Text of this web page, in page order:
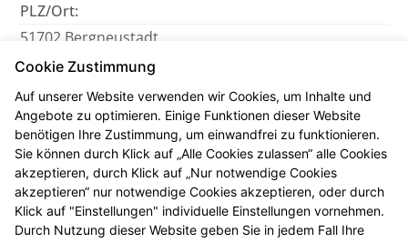
PLZ/Ort:
51702 Bergneustadt
Telefon:
02261 41063
Fax:
02261 42937
E-Mail:
info@alte-apotheke-bergneustadt.de
Cookie Zustimmung
Auf unserer Website verwenden wir Cookies, um Inhalte und
Angebote zu optimieren. Einige Funktionen dieser Website
benötigen Ihre Zustimmung, um einwandfrei zu funktionieren.
Sie können durch Klick auf „Alle Cookies zulassen“ alle Cookies
akzeptieren, durch Klick auf „Nur notwendige Cookies
akzeptieren“ nur notwendige Cookies akzeptieren, oder durch
Klick auf "Einstellungen" individuelle Einstellungen vornehmen.
Durch Nutzung dieser Website geben Sie in jedem Fall Ihre